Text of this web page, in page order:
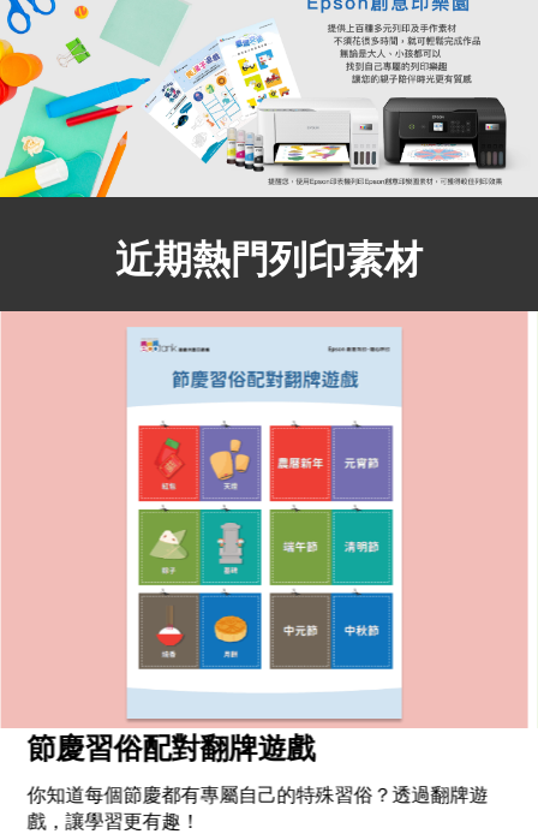
近期熱門列印素材
防疫小尖兵就是我
身為防疫小尖兵，趕快來看看防疫知識你答對了幾題
吧！